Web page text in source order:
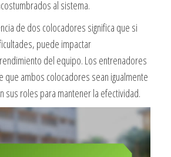
al sistema.
de dos colocadores significa que si
puede impactar
del equipo. Los entrenadores
que ambos colocadores sean igualmente
sus roles para mantener la efectividad.